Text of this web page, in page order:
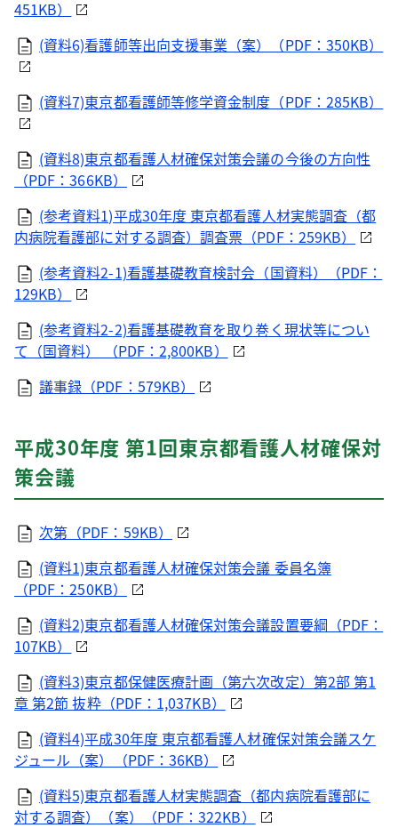
451KB）
(資料6)看護師等出向支援事業（案）（PDF：350KB）
(資料7)東京都看護師等修学資金制度（PDF：285KB）
(資料8)東京都看護人材確保対策会議の今後の方向性
（PDF：366KB）
(参考資料1)平成30年度 東京都看護人材実態調査（都
内病院看護部に対する調査）調査票（PDF：259KB）
(参考資料2-1)看護基礎教育検討会（国資料）（PDF：
129KB）
(参考資料2-2)看護基礎教育を取り巻く現状等につい
て（国資料） （PDF：2,800KB）
議事録（PDF：579KB）
平成30年度 第1回東京都看護人材確保対
策会議
次第（PDF：59KB）
(資料1)東京都看護人材確保対策会議 委員名簿
（PDF：250KB）
(資料2)東京都看護人材確保対策会議設置要綱（PDF：
107KB）
(資料3)東京都保健医療計画（第六次改定）第2部 第1
章 第2節 抜粋（PDF：1,037KB）
(資料4)平成30年度 東京都看護人材確保対策会議スケ
ジュール（案）（PDF：36KB）
(資料5)東京都看護人材実態調査（都内病院看護部に
対する調査）（案）（PDF：322KB）